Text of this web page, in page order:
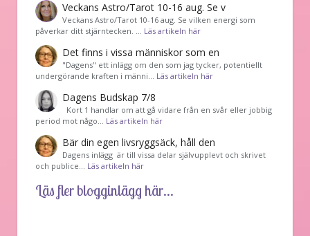
Veckans Astro/Tarot 10-16 aug. Se v
Veckans Astro/Tarot 10-16 aug. Se vilken energi som
påverkar ditt stjärntecken. … Läs artikeln här
Det finns i vissa människor som en
"Dagens" ett inlägg om den som jag tycker, potentiellt
undergörande kraften i männi… Läs artikeln här
Dagens Budskap 7/8
Kort 1 handlar om att gå vidare från en svår eller jobbig
period mot någo… Läs artikeln här
Bär din egen livsryggsäck, håll den
Dagens inlägg är till vissa delar självupplevt och skrivet
och publice… Läs artikeln här
Läs fler blogginlägg här...